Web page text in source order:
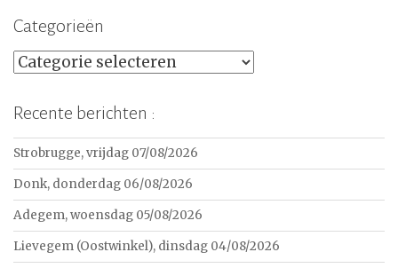
Categorieën
Categorieën
Recente berichten :
Strobrugge, vrijdag 07/08/2026
Donk, donderdag 06/08/2026
Adegem, woensdag 05/08/2026
Lievegem (Oostwinkel), dinsdag 04/08/2026